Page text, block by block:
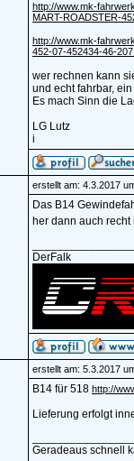
http://www.mk-
MART-ROADSTER-
http://www.mk-
452-07-452434-46-
wer rechnen kann
und echt fahrbar,
Es mach Sinn die
LG Lutz
i
erstellt am: 4.3.2017
Das B14
her dann auch
DerFalk
erstellt am: 5.3.2017
B14 für 518 http://
Lieferung erfolgt
Geradeaus schnell